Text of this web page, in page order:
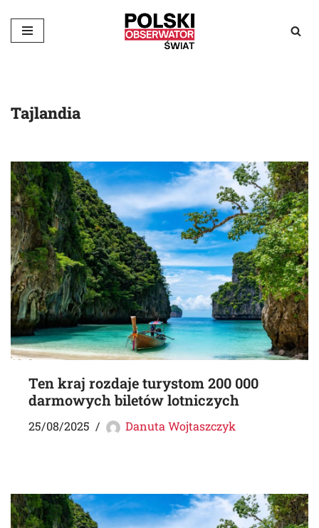
Przejdź
Tajlandia
Ten kraj rozdaje turystom 200 000
darmowych biletów lotniczych
25/08/2025 Danuta Wojtaszczyk